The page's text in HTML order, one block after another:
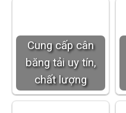
Cung cấp cân
băng tải uy tín,
chất lượng